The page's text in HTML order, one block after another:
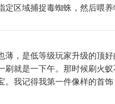
定区域捕捉毒蜘蛛，然后喂养
薄，是低等级玩家升级的顶好
刷就是一下午。那时候刷火蚁
我记得我第一件像样的首饰